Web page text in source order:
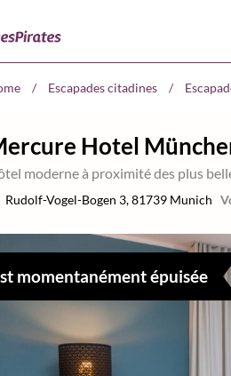
/ Escapades citadines /
Hotel
moderne à proximité des plus
Rudolf-Vogel-Bogen 3,81739 Munich
momentanément épuisée